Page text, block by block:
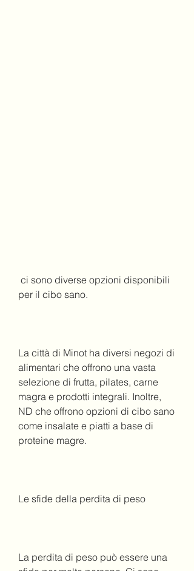
per il cibo sano.
La città di Minot ha diversi negozi di
alimentari che offrono una vasta
selezione di frutta, pilates, carne
magra e prodotti integrali. Inoltre,
ND che offrono opzioni di cibo sano
come insalate e piatti a base di
proteine magre.
Le sfide della perdita di peso
La perdita di peso può essere una